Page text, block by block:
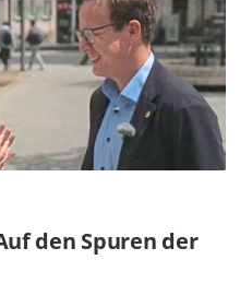
den Spuren der